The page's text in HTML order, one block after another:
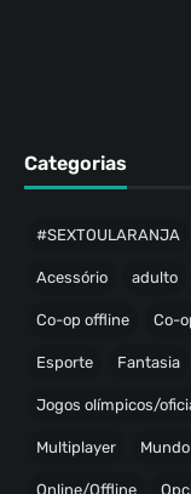
Categorias
#SEXTOULARANJA
Acessório adulto
Co-op offline Co-
Esporte Fantasia
Jogos olímpicos/
Multiplayer
Online/Offline